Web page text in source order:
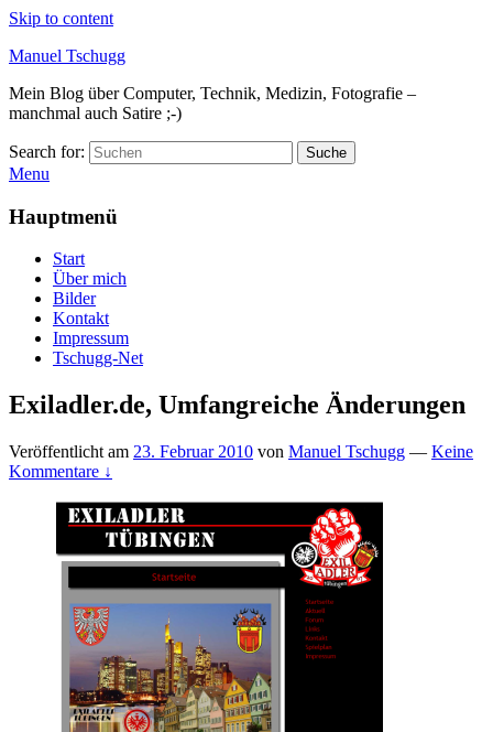
Skip to content
Manuel Tschugg
Mein Blog über Computer, Technik, Medizin, Fotografie –
manchmal auch Satire ;-)
Search for: Suche
Menu
Hauptmenü
Start
Über mich
Bilder
Kontakt
Impressum
Tschugg-Net
Exiladler.de, Umfangreiche Änderungen
Veröffentlicht am 23. Februar 2010 von Manuel Tschugg — Keine
Kommentare ↓